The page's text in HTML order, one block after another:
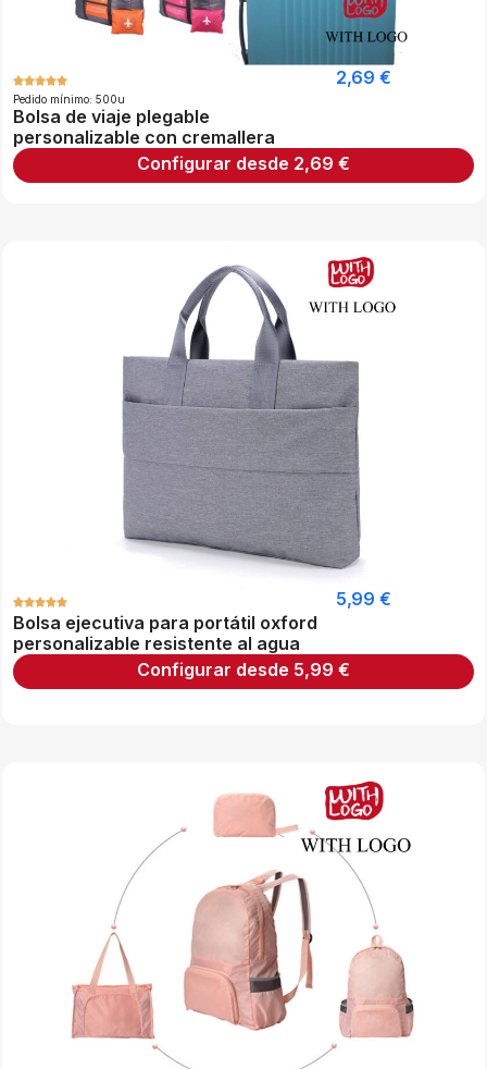
Pedido mínimo: 500u
Bolsa de viaje plegable
personalizable con cremallera
2,69 €
Configurar desde 2,69 €
Bolsa ejecutiva para portátil oxford
personalizable resistente al agua
5,99 €
Configurar desde 5,99 €